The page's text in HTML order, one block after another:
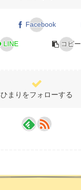
Facebook
LINE コピー
ひまりをフォローする